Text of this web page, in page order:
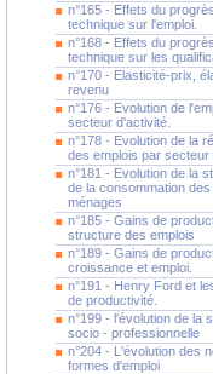
n°165 - Effets du progrès
technique sur l'emploi.
n°168 - Effets du progrès
technique sur les
n°170 - Elasticité-prix,
revenu
n°176 - Evolution de
secteur d'activité.
n°178 - Evolution de la
des emplois par secteur
n°181 - Evolution de la
de la consommation des
ménages
n°185 - Gains de
structure des emplois
n°189 - Gains de
croissance et emploi.
n°191 - Henry Ford et
de productivité.
n°199 - l'évolution de la
socio - professionnelle
n°204 - L'évolution des
formes d'emploi